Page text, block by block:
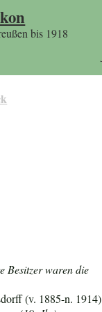
bis 1918
Besitzer waren die
(v. 1885-n. 1914)